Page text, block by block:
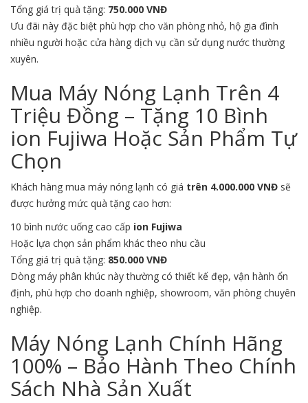
Tổng giá trị quà tặng: 750.000 VNĐ
Ưu đãi này đặc biệt phù hợp cho văn phòng nhỏ, hộ gia đình
nhiều người hoặc cửa hàng dịch vụ cần sử dụng nước thường
xuyên.
Mua Máy Nóng Lạnh Trên 4
Triệu Đồng – Tặng 10 Bình
ion Fujiwa Hoặc Sản Phẩm Tự
Chọn
Khách hàng mua máy nóng lạnh có giá trên 4.000.000 VNĐ sẽ
được hưởng mức quà tặng cao hơn:
10 bình nước uống cao cấp ion Fujiwa
Hoặc lựa chọn sản phẩm khác theo nhu cầu
Tổng giá trị quà tặng: 850.000 VNĐ
Dòng máy phân khúc này thường có thiết kế đẹp, vận hành ổn
định, phù hợp cho doanh nghiệp, showroom, văn phòng chuyên
nghiệp.
Máy Nóng Lạnh Chính Hãng
100% – Bảo Hành Theo Chính
Sách Nhà Sản Xuất